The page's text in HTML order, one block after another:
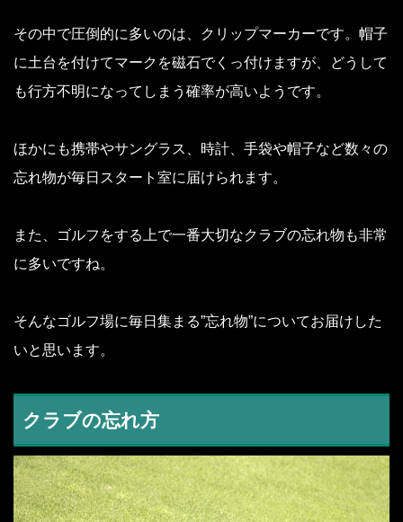
その中で圧倒的に多いのは、クリップマーカーです。帽子
に土台を付けてマークを磁石でくっ付けますが、どうして
も行方不明になってしまう確率が高いようです。
ほかにも携帯やサングラス、時計、手袋や帽子など数々の
忘れ物が毎日スタート室に届けられます。
また、ゴルフをする上で一番大切なクラブの忘れ物も非常
に多いですね。
そんなゴルフ場に毎日集まる”忘れ物”についてお届けした
いと思います。
クラブの忘れ方